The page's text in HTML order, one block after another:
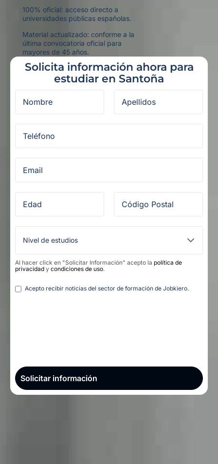
100% oficial: acceso directo a
universidades públicas españolas.
Material actualizado: conforme a la
última convocatoria oficial para
mayores de 45 años.
Solicita información ahora para
estudiar en Santoña
Al hacer click en "Solicitar Información" acepto la política de
privacidad y condiciones de uso.
Legal
Acepto recibir noticias del sector de formación de Jobkiero.